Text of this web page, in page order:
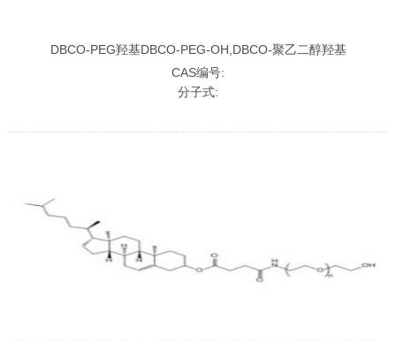
DBCO-PEG羟基DBCO-PEG-OH,DBCO-聚乙二醇羟基
CAS编号:
分子式: